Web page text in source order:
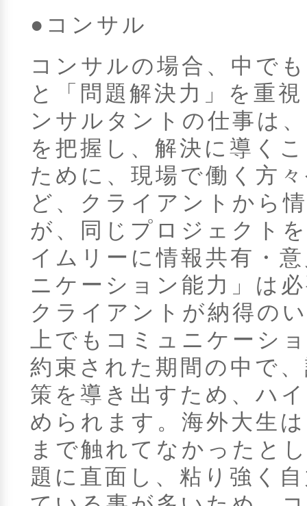
●コンサル
コンサルの場合、中で
と「問題解決力」を重
ンサルタントの仕事は
を把握し、解決に導く
ために、現場で働く方
ど、クライアントから
が、同じプロジェクト
イムリーに情報共有・
ニケーション能力」は
クライアントが納得の
上でもコミュニケーシ
約束された期間の中で
策を導き出すため、ハ
められます。海外大生
まで触れてなかったと
題に直面し、粘り強く